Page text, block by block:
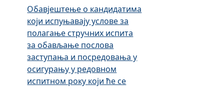
ј
е
т
а
з
а
р
о
г
с
т
о
л
а
Обавјештење о кандидатима
који испуњавају услове за
полагање стручних испита
за обављање послова
заступања и посредовања у
осигурању у редовном
испитном року који ће се